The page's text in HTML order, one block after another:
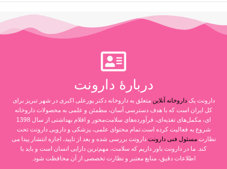
دربارۀ دارونت
دارونت یکداروخانه آنلاین متعلق به داروخانه دکتر پورعلی اکبری در شهر تبریز برای
کل ایران است که با هدف دسترسی آسان، مطمئن و علمی به محصولات داروخانه
ای، مکمل‌های تغذیه‌ای، فرآورده‌های سلامت‌محور و اقلام بهداشتی از سال 1398
شروع به فعالیت کرده است.تمام محتوای علمی، پزشکی و دارویی دارونت تحت
نظارتمسئول فنی دارونت دارونت بررسی شده و بعد از تایید، اجازه انتشار پیدا می
کند. ما در دارونت باور داریم که سلامت، مهم‌ترین دارایی انسان است و باید با
اطلاعات دقیق، منابع معتبر و نظارت تخصصی از آن محافظت شود.